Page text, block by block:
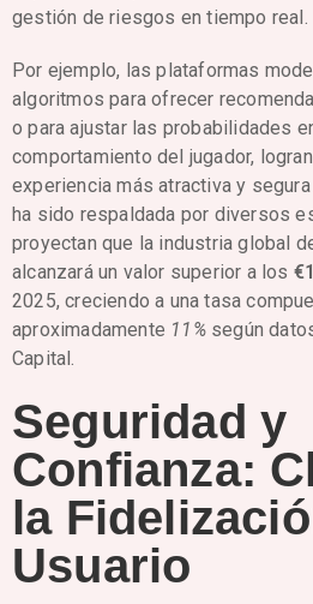
gestión de riesgos en tiempo real.
Por ejemplo, las plataformas
algoritmos para ofrecer
o para ajustar las probabilidades
comportamiento del jugador,
experiencia más atractiva y
ha sido respaldada por diversos
proyectan que la industria global
alcanzará un valor superior a los
2025, creciendo a una tasa
aproximadamente 11%según
Capital.
Seguridad y
Confianza:
la
Usuario